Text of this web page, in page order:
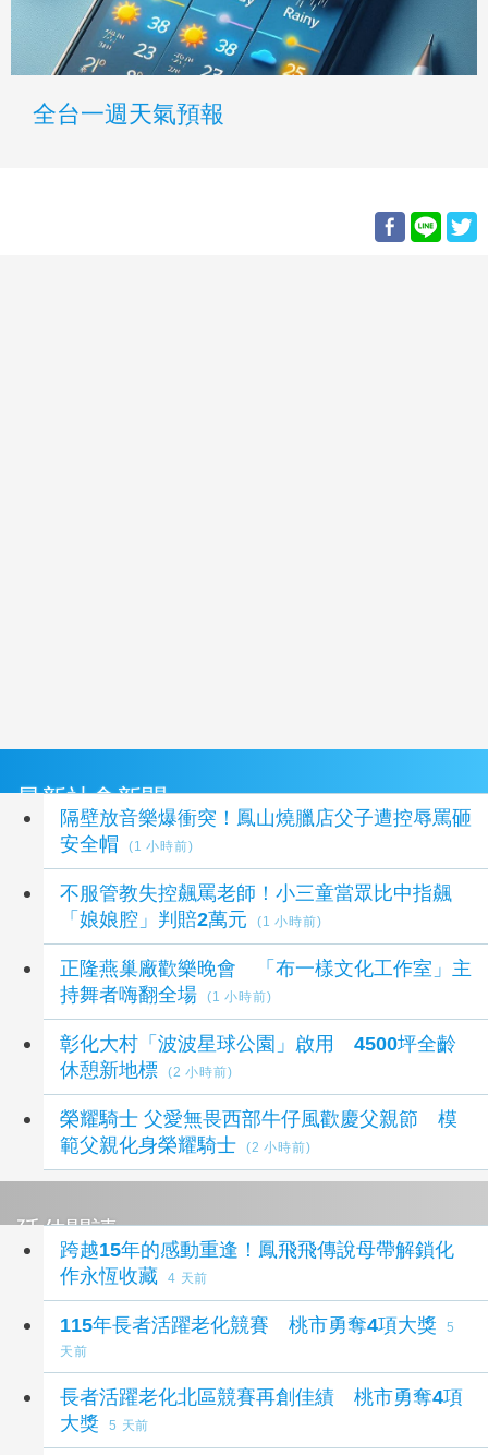
全台一週天氣預報
最新社會新聞
隔壁放音樂爆衝突！鳳山燒臘店父子遭控辱罵砸
安全帽
(1 小時前)
不服管教失控飆罵老師！小三童當眾比中指飆
「娘娘腔」判賠2萬元
(1 小時前)
正隆燕巢廠歡樂晚會 「布一樣文化工作室」主
持舞者嗨翻全場
(1 小時前)
彰化大村「波波星球公園」啟用 4500坪全齡
休憩新地標
(2 小時前)
榮耀騎士 父愛無畏西部牛仔風歡慶父親節 模
範父親化身榮耀騎士
(2 小時前)
延伸閱讀
跨越15年的感動重逢！鳳飛飛傳說母帶解鎖化
作永恆收藏
4 天前
115年長者活躍老化競賽 桃市勇奪4項大獎
5
天前
長者活躍老化北區競賽再創佳績 桃市勇奪4項
大獎
5 天前